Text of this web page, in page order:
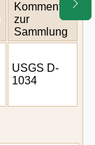
Kommentar
zur
Sammlung
USGS D-
1034